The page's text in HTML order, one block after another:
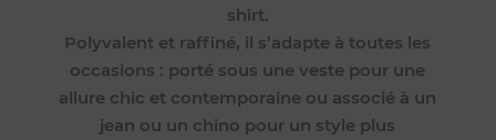
shirt.
Polyvalent et raffiné, il s’adapte à toutes les
occasions : porté sous une veste pour une
allure chic et contemporaine ou associé à un
jean ou un chino pour un style plus